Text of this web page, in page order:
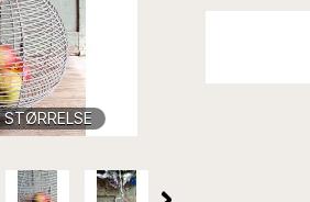
STØRRELSE